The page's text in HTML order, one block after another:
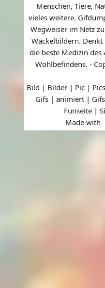
Menschen, Tiere,
vieles weitere.
Wegweiser im Netz
Wackelbildern.
die beste Medizin des
Wohlbefindens. -
Bild | Bilder | Pic |
Gifs | animiert |
Funseite |
Made with